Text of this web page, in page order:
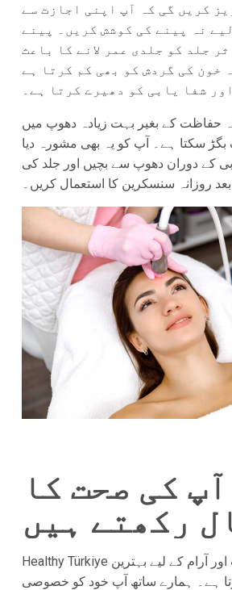
کریں گی کہ آپ اپنی اجازت سے
نہ پینے کی کوشش کریں۔ پینے
جلد کو جلدی عمر لانے کا باعث
خون کی گردش کو بھی کم کرتا ہے
اور شفا یابی کو دھیرے کرتا ہے۔
حفاظت کے بغیر بہت زیادہ دھوپ میں
بگڑ سکتا ہے۔ آپ کو یہ بھی مشورہ دیا
کے دوران دھوپ سے بچیں اور جلد کی
روزانہ سنسکرین کا استعمال کریں۔
آپ کی صحت کا
رکھتے ہیں
Healthy Türkiye آپ کی صحت اور آرام کے لیے بہترین
ہے۔ ہمارے ساتھ آپ خود کو خصوصی